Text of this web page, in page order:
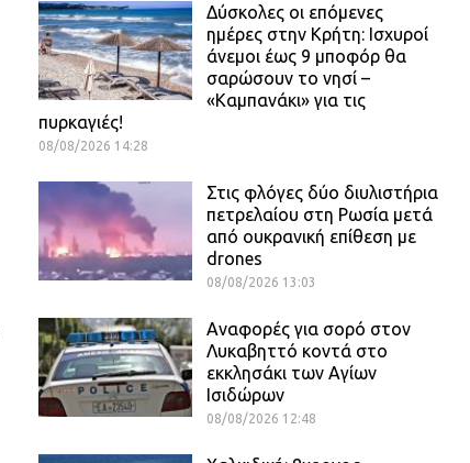
Δύσκολες οι επόμενες
ημέρες στην Κρήτη: Ισχυροί
άνεμοι έως 9 μποφόρ θα
σαρώσουν το νησί –
«Καμπανάκι» για τις
πυρκαγιές!
08/08/2026 14:28
Στις φλόγες δύο διυλιστήρια
πετρελαίου στη Ρωσία μετά
από ουκρανική επίθεση με
drones
08/08/2026 13:03
Αναφορές για σορό στον
Λυκαβηττό κοντά στο
εκκλησάκι των Αγίων
Ισιδώρων
08/08/2026 12:48